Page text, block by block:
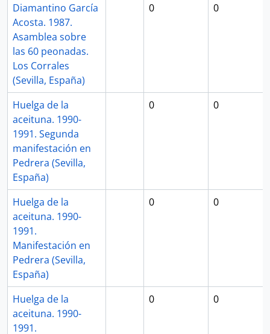
Diamantino García
Acosta. 1987.
Asamblea sobre
las 60 peonadas.
Los Corrales
(Sevilla, España)
0 0
Huelga de la
aceituna. 1990-
1991. Segunda
manifestación en
Pedrera (Sevilla,
España)
0 0
Huelga de la
aceituna. 1990-
1991.
Manifestación en
Pedrera (Sevilla,
España)
0 0
Huelga de la
aceituna. 1990-
1991.
0 0